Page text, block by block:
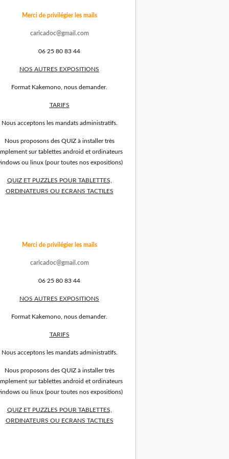
Merci de privilégier les mails
caricadoc@gmail.com
06 25 80 83 44
NOS AUTRES EXPOSITIONS
Format Kakemono, nous demander.
TARIFS
Nous acceptons les mandats administratifs.
Nous proposons des QUIZ à installer très
sur tablettes android et ordinateurs
ou linux (pour toutes nos expositions)
QUIZ ET PUZZLES POUR TABLETTES,
ORDINATEURS OU ECRANS TACTILES
Merci de privilégier les mails
caricadoc@gmail.com
06 25 80 83 44
NOS AUTRES EXPOSITIONS
Format Kakemono, nous demander.
TARIFS
Nous acceptons les mandats administratifs.
Nous proposons des QUIZ à installer très
sur tablettes android et ordinateurs
ou linux (pour toutes nos expositions)
QUIZ ET PUZZLES POUR TABLETTES,
ORDINATEURS OU ECRANS TACTILES